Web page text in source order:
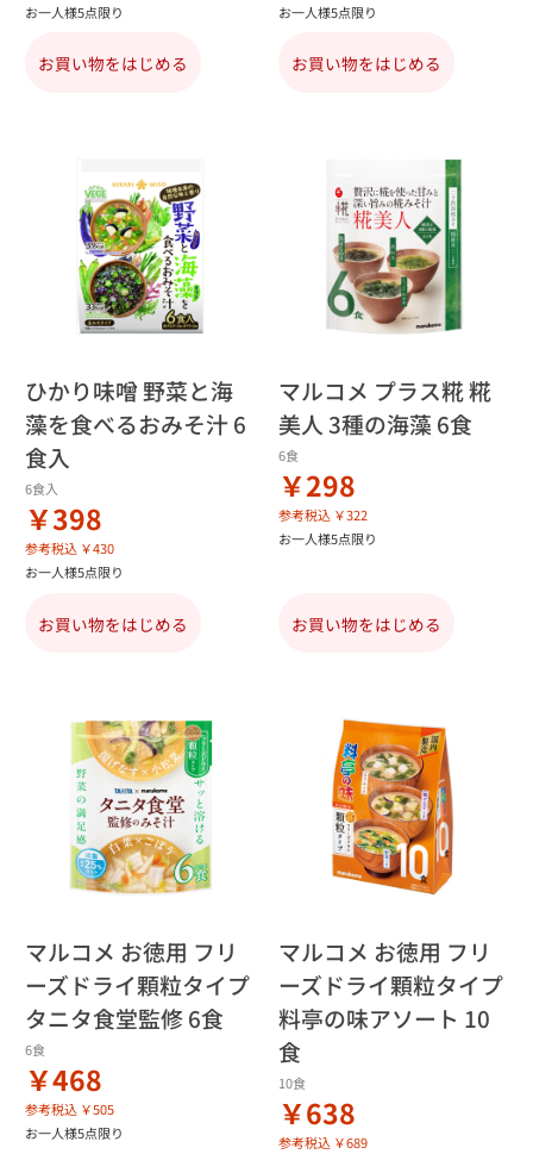
お一人様5点限り
お買い物をはじめる
お一人様5点限り
お買い物をはじめる
ひかり味噌 野菜と海
藻を食べるおみそ汁 6
食入
6食入
￥398
参考税込 ￥430
お一人様5点限り
お買い物をはじめる
マルコメ プラス糀 糀
美人 3種の海藻 6食
6食
￥298
参考税込 ￥322
お一人様5点限り
お買い物をはじめる
マルコメ お徳用 フリ
ーズドライ顆粒タイプ
タニタ食堂監修 6食
6食
￥468
参考税込 ￥505
お一人様5点限り
マルコメ お徳用 フリ
ーズドライ顆粒タイプ
料亭の味アソート 10
食
10食
￥638
参考税込 ￥689